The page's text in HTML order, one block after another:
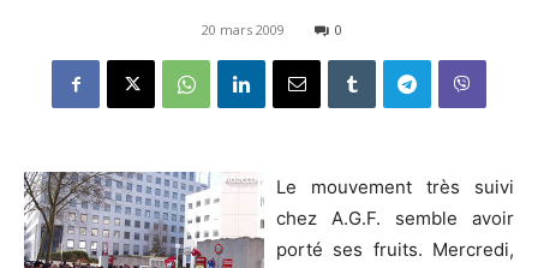
20 mars 2009 0
Le mouvement très suivi
chez A.G.F. semble avoir
porté ses fruits. Mercredi,